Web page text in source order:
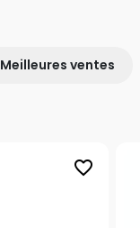
Meilleures ventes
favorite_border